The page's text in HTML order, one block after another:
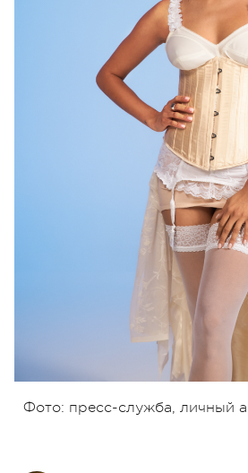
Фото: пресс-служба, личный